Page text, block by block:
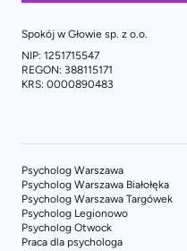
Spokój w Głowie sp. z o.o.
NIP: 1251715547
REGON: 388115171
KRS: 0000890483
Psycholog Warszawa
Psycholog Warszawa Białołęka
Psycholog Warszawa Targówek
Psycholog Legionowo
Psycholog Otwock
Praca dla psychologa